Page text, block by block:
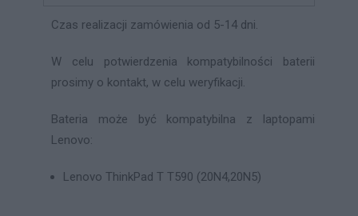
Czas realizacji zamówienia od 5-14 dni.
W celu potwierdzenia kompatybilności baterii
prosimy o kontakt, w celu weryfikacji.
Bateria może być kompatybilna z laptopami
Lenovo:
Lenovo ThinkPad T T590 (20N4,20N5)